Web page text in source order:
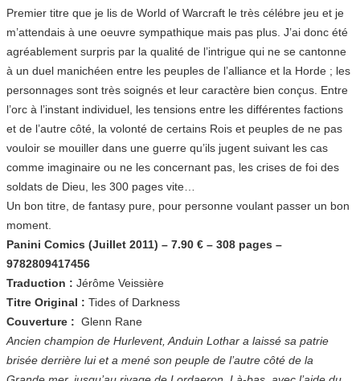
Premier titre que je lis de World of Warcraft le très célébre jeu et je
m’attendais à une oeuvre sympathique mais pas plus. J’ai donc été
agréablement surpris par la qualité de l’intrigue qui ne se cantonne
à un duel manichéen entre les peuples de l’alliance et la Horde ; les
personnages sont très soignés et leur caractère bien conçus. Entre
l’orc à l’instant individuel, les tensions entre les différentes factions
et de l’autre côté, la volonté de certains Rois et peuples de ne pas
vouloir se mouiller dans une guerre qu’ils jugent suivant les cas
comme imaginaire ou ne les concernant pas, les crises de foi des
soldats de Dieu, les 300 pages vite…
Un bon titre, de fantasy pure, pour personne voulant passer un bon
moment.
Panini Comics (Juillet 2011) – 7.90 € – 308 pages –
9782809417456
Traduction : Jérôme Veissière
Titre Original : Tides of Darkness
Couverture : Glenn Rane
Ancien champion de Hurlevent, Anduin Lothar a laissé sa patrie
brisée derrière lui et a mené son peuple de l’autre côté de la